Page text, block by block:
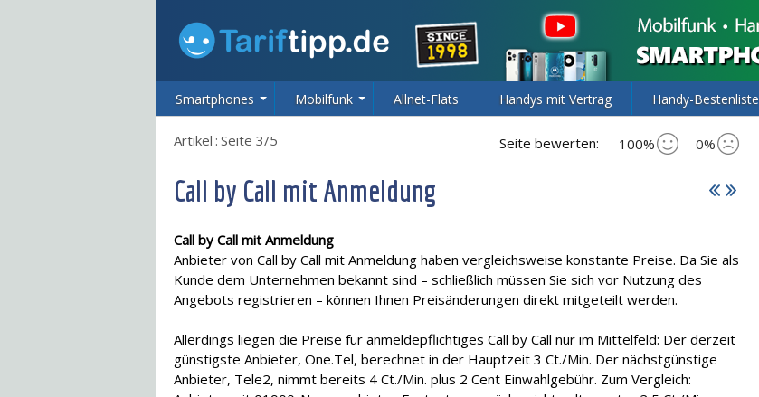
Smartphones Mobilfunk Allnet-Flats Handys mit Vertrag Handy-Bestenliste
Seite bewerten: 100% 0%
Artikel : Seite 3/5
Call by Call mit Anmeldung
Call by Call mit Anmeldung
Anbieter von Call by Call mit Anmeldung haben vergleichsweise konstante Preise. Da Sie als
Kunde dem Unternehmen bekannt sind – schließlich müssen Sie sich vor Nutzung des
Angebots registrieren – können Ihnen Preisänderungen direkt mitgeteilt werden.
Allerdings liegen die Preise für anmeldepflichtiges Call by Call nur im Mittelfeld: Der derzeit
günstigste Anbieter, One.Tel, berechnet in der Hauptzeit 3 Ct./Min. Der nächstgünstige
Anbieter, Tele2, nimmt bereits 4 Ct./Min. plus 2 Cent Einwahlgebühr. Zum Vergleich: